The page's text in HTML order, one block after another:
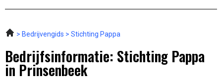
Bedrijvengids Stichting Pappa
Bedrijfsinformatie: Stichting Pappa
in Prinsenbeek